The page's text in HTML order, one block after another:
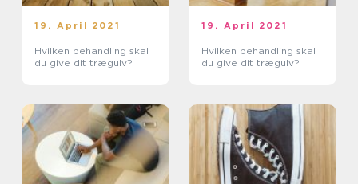
19. April 2021
Hvilken behandling skal
du give dit trægulv?
19. April 2021
Hvilken behandling skal
du give dit trægulv?